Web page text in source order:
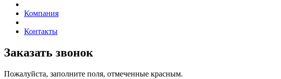
Компания
Контакты
Заказать звонок
Пожалуйста, заполните поля, отмеченные красным.